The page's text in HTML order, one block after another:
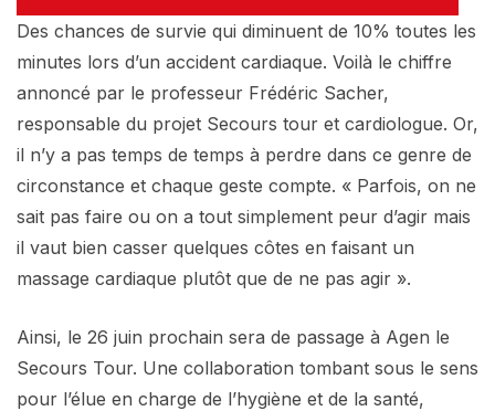
Des chances de survie qui diminuent de 10% toutes les
minutes lors d’un accident cardiaque. Voilà le chiffre
annoncé par le professeur Frédéric Sacher,
responsable du projet Secours tour et cardiologue. Or,
il n’y a pas temps de temps à perdre dans ce genre de
circonstance et chaque geste compte. « Parfois, on ne
sait pas faire ou on a tout simplement peur d’agir mais
il vaut bien casser quelques côtes en faisant un
massage cardiaque plutôt que de ne pas agir ».
Ainsi, le 26 juin prochain sera de passage à Agen le
Secours Tour. Une collaboration tombant sous le sens
pour l’élue en charge de l’hygiène et de la santé,